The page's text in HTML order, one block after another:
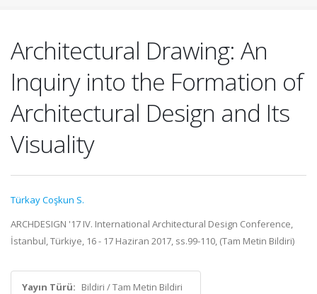
Architectural Drawing: An
Inquiry into the Formation of
Architectural Design and Its
Visuality
Türkay Coşkun S.
ARCHDESIGN '17 IV. International Architectural Design Conference,
İstanbul, Türkiye, 16 - 17 Haziran 2017, ss.99-110, (Tam Metin Bildiri)
Yayın Türü: Bildiri / Tam Metin Bildiri